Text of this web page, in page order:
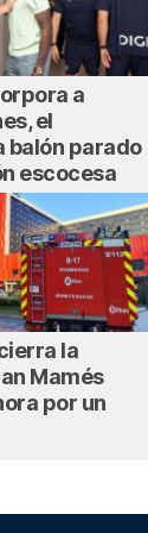
a
el
balón parado
escocesa
la
Mamés
por un